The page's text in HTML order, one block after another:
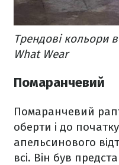
Трендові кольори
What Wear
Помаранчевий
Помаранчевий
оберти і до
апельсинового
всі. Він був